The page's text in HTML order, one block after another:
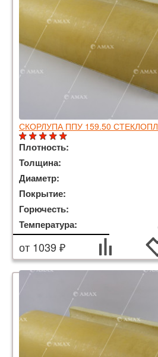
СКОРЛУПА ППУ 159.50
Плотность:
Толщина:
Диаметр:
Покрытие:
Горючесть:
Температура:
от 1039 ₽